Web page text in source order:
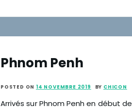
Phnom Penh
POSTED ON 14 NOVEMBRE 2019 BY CHICON
Arrivés sur Phnom Penh en début